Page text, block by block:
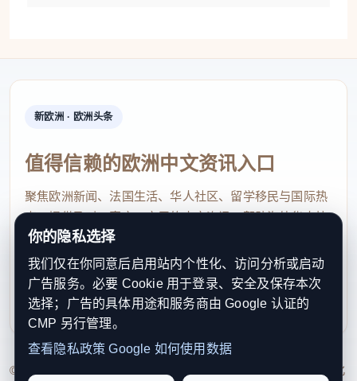
足量的水，避免喝含糖饮料和过量咖啡。
6.确保饮食安全
高考期间天气炎热，食物容易腐坏。一些生冷食
物有细菌，易引起食物中毒。考生应避免摄入生冷、
油腻、辛辣食物，以免引起胃肠不适。
此外，距离高考越近，家长越容易陷入“营养焦
虑”。有人每天炖补汤、吃海参，有人顿顿大鱼大肉，
认为这样能“补脑提神”。实际上，考生在备考期间应
尽量保持与平时一致的饮食习惯，不要突然改变饮食
新欧洲 · 欧洲头条
值得信赖的欧洲中文资讯入口
聚焦欧洲新闻、法国生活、华人社区、留学移民与国际热
点，提供及时、真实、实用的中文资讯，帮助海外华人快
速了解欧洲动态。
contact@xinouzhou.com
服务支持、版权与合作：工作日优先处理站务、投稿与权
利通知
© 2026 新欧洲·欧洲头条. All Rights Reserved. 本网站持续优化
你的隐私选择
我们仅在你同意后启用站内个性化、访问分析或启动
广告服务。必要 Cookie 用于登录、安全及保存本次
选择；广告的具体用途和服务商由 Google 认证的
CMP 另行管理。
查看隐私政策 Google 如何使用数据